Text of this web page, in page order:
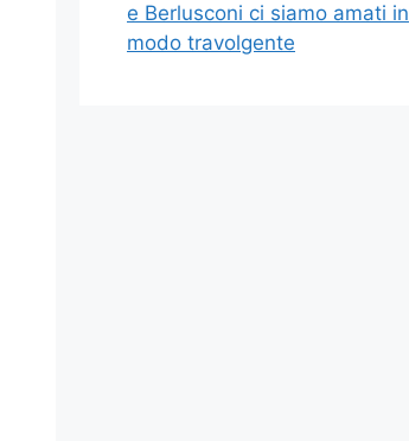
e Berlusconi ci siamo amati in
modo travolgente